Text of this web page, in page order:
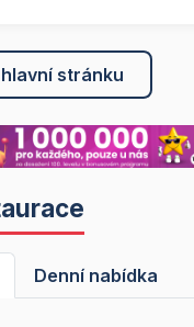
stránku
Denní nabídka